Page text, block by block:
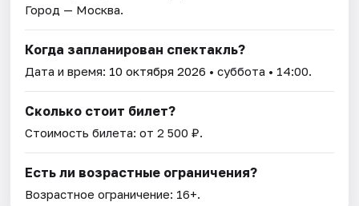
Город — Москва.
Когда запланирован спектакль?
Дата и время: 10 октября 2026 • суббота • 14:00.
Сколько стоит билет?
Стоимость билета: от 2 500 ₽.
Есть ли возрастные ограничения?
Возрастное ограничение: 16+.